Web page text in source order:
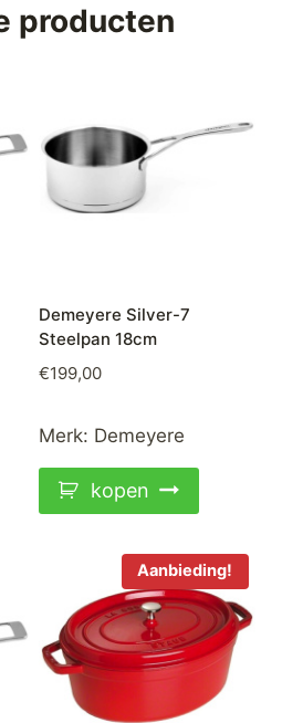
producten
Demeyere Silver-7
Steelpan 18cm
€199,00
Merk: Demeyere
kopen
Aanbieding!